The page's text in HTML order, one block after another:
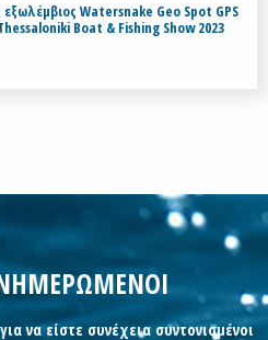
Watersnake Geo Spot GPS
Boat & Fishing Show 2023
να είστε συνέχεια συντονισμένοι